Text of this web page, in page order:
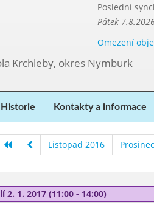
Poslední
Pátek
Omezení
Krchleby, okres Nymburk
Historie Kontakty a informace
Listopad 2016
2. 1. 2017 (11:00 - 14:00)